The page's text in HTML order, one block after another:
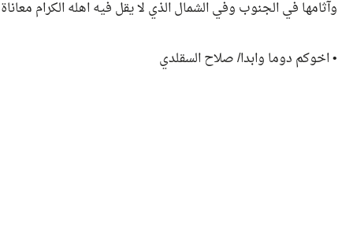
وآثامها في الجنوب وفي الشمال الذي لا يقل فيه اهله الكرام
• اخوكم دوما وابدا/ صلاح السقلدي